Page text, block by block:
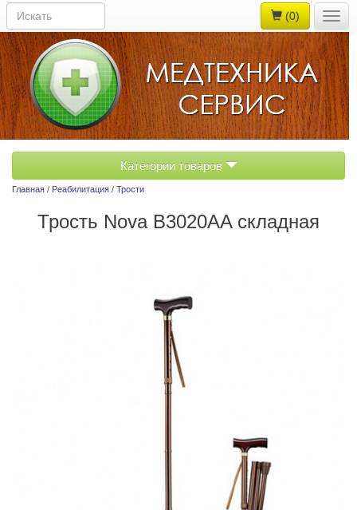
(0)
Категории товаров
Главная / Реабилитация / Трости
Трость Nova B3020AA складная